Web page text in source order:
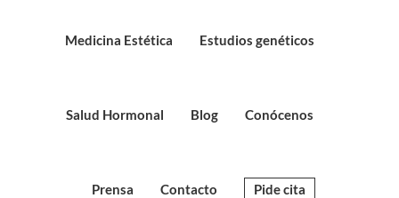
Medicina Estética Estudios genéticos
Salud Hormonal Blog Conócenos
Prensa Contacto Pide cita